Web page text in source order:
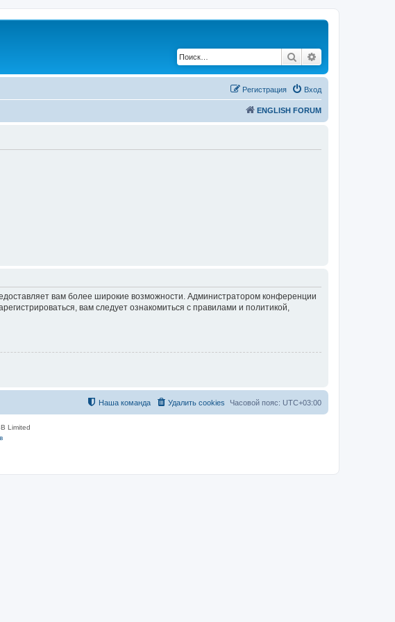
Поиск
Вход
Регистрация
ENGLISH FORUM
вам более широкие возможности. Администратором конференции
вам следует ознакомиться с правилами и политикой,
Часовой пояс: UTC+03:00
Удалить cookies
Наша команда
Limited